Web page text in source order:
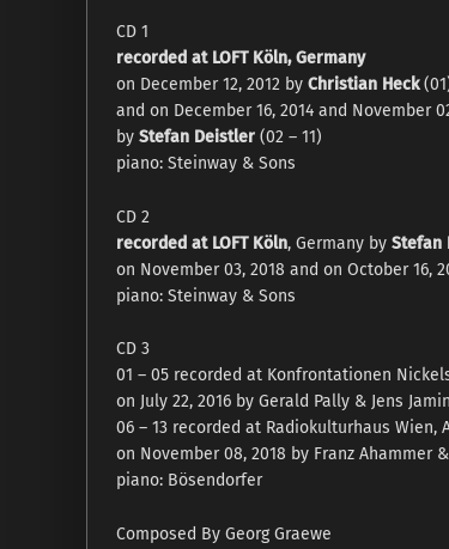
CD 1
recorded at LOFT Köln, Germany
on December 12, 2012 by Christian Heck
and on December 16, 2014 and November
by Stefan Deistler(02 – 11)
piano: Steinway & Sons
CD 2
recorded at LOFT Köln, Germany by Stefan
on November 03, 2018 and on October 16,
piano: Steinway & Sons
CD 3
01 – 05 recorded at Konfrontationen
on July 22, 2016 by Gerald Pally & Jens Jamin
06 – 13 recorded at Radiokulturhaus Wien,
on November 08, 2018 by Franz Ahammer
piano: Bösendorfer
Composed By Georg Graewe